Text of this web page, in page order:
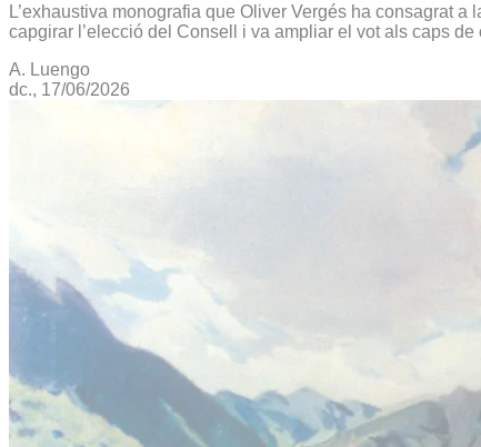
L’exhaustiva monografia que Oliver Vergés ha consagrat
capgirar l’elecció del Consell i va ampliar el vot als caps de
A. Luengo
dc., 17/06/2026